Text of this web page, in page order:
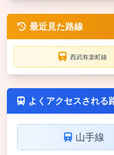
最近見た路線
西武有楽町線
よくアクセスされる
山手線